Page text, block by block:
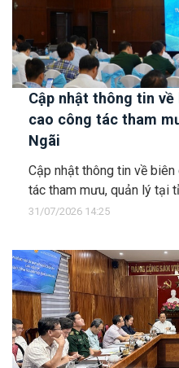
Cập nhật thông tin
cao công tác tham
Ngãi
Cập nhật thông tin về
tác tham mưu, quản lý tại
31/07/2026 14:25